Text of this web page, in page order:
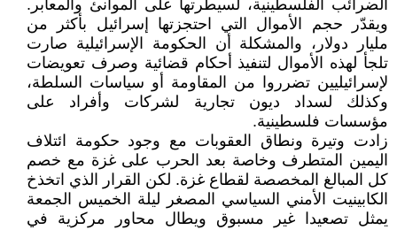
الضرائب الفلسطينية، لسيطرتها على الموانئ والمعابر.
ويقدّر حجم الأموال التي احتجزتها إسرائيل بأكثر من
مليار دولار، والمشكلة أن الحكومة الإسرائيلية صارت
تلجأ لهذه الأموال لتنفيذ أحكام قضائية وصرف تعويضات
لإسرائيليين تضرروا من المقاومة أو سياسات السلطة،
وكذلك لسداد ديون تجارية لشركات وأفراد على
مؤسسات فلسطينية.
زادت وتيرة ونطاق العقوبات مع وجود حكومة ائتلاف
اليمين المتطرف وخاصة بعد الحرب على غزة مع خصم
كل المبالغ المخصصة لقطاع غزة. لكن القرار الذي اتخذخ
الكابينيت الأمني السياسي المصغر ليلة الخميس الجمعة
يمثل تصعيدا غير مسبوق ويطال محاور مركزية في